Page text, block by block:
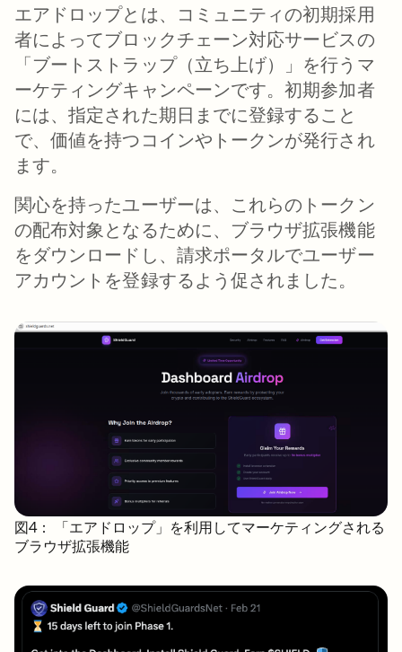
エアドロップとは、コミュニティの初期採用
者によってブロックチェーン対応サービスの
「ブートストラップ（立ち上げ）」を行うマ
ーケティングキャンペーンです。初期参加者
には、指定された期日までに登録すること
で、価値を持つコインやトークンが発行され
ます。
関心を持ったユーザーは、これらのトークン
の配布対象となるために、ブラウザ拡張機能
をダウンロードし、請求ポータルでユーザー
アカウントを登録するよう促されました。
図4： 「エアドロップ」を利用してマーケティングされる
ブラウザ拡張機能